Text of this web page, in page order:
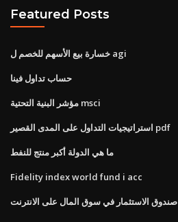
Featured Posts
خسارة بيع الأسهم للخصم ل agi
حساب تداول فينا
مؤشر البنية التحتية msci
استراتيجيات التداول على المدى القصير pdf
ما هي الدولة أكبر منتج للنفط
Fidelity index world fund i acc
صندوق الاستثمار في سوق المال على الانترنت